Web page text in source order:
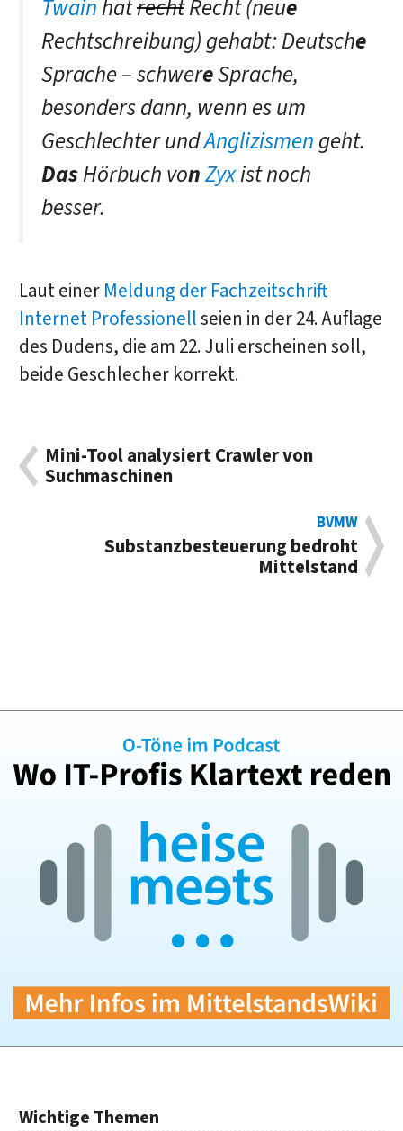
TwainhatrechtRecht (neue
Rechtschreibung) gehabt: Deutsche
Sprache – schwereSprache,
besonders dann, wenn es um
Geschlechter undAnglizismengeht.
DasHörbuch vonZyxist noch
besser.
Laut einer Meldung der Fachzeitschrift
Internet Professionellseien in der 24. Auflage
des Dudens, die am 22. Juli erscheinen soll,
beide Geschlecher korrekt.
Mini-Tool analysiert Crawler von
Suchmaschinen
BVMW
Substanzbesteuerung bedroht
Mittelstand
Wichtige Themen